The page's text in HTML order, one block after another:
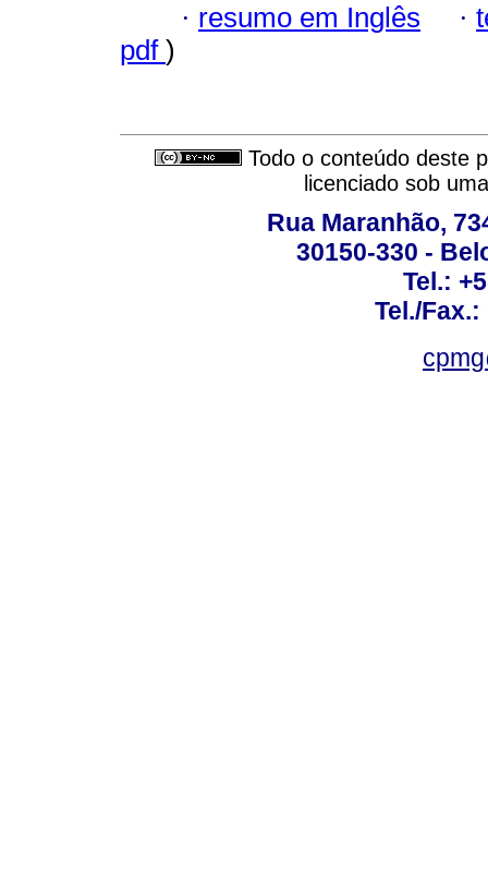
· resumo em Inglês ·
pdf )
Todo o conteúdo deste
licenciado sob
Rua Maranhão,
30150-330 -
Tel.:
Tel./Fax.: